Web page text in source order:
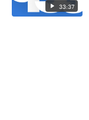
33:37